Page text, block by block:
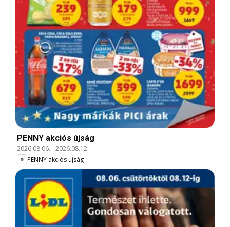
PENNY akciós újság
2026.08.06. -2026.08.12.
PENNY akciós újság